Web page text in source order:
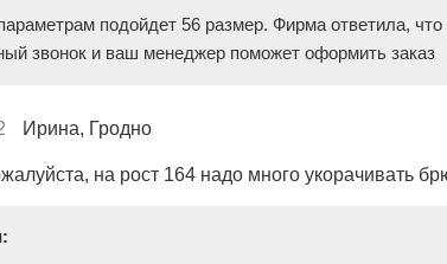
подойдет 56 размер. Фирма ответила,
звонок и ваш менеджер поможет оформить заказ
Ирина, Гродно
на рост 164 надо много укорачивать